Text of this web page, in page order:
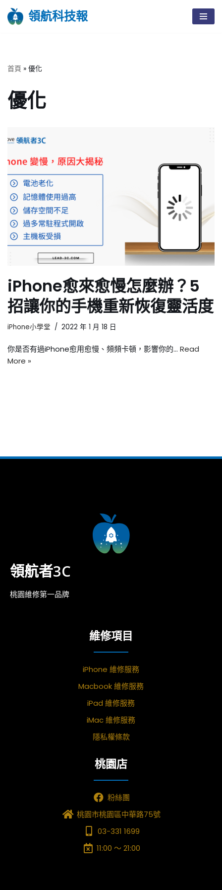
Skip
領航科技報
首頁 » 優化
優化
iPhone愈來愈慢怎麼辦？5
招讓你的手機重新恢復靈活度
iPhone小學堂 2022 年 1 月 18 日
你是否有過iPhone愈用愈慢、頻頻卡頓，影響你的… Read
More »
領航者3C
桃園維修第一品牌
維修項目
iPhone 維修服務
Macbook 維修服務
iPad 維修服務
iMac 維修服務
隱私權條款
桃園店
粉絲團
桃園市桃園區中華路75號
03-331 1699
11:00 ～ 21:00